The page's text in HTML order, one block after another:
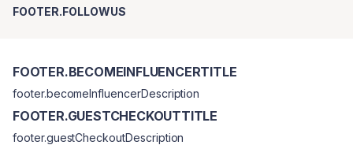
FOOTER.FOLLOWUS
FOOTER.BECOMEINFLUENCERTITLE
footer.becomeInfluencerDescription
FOOTER.GUESTCHECKOUTTITLE
footer.guestCheckoutDescription